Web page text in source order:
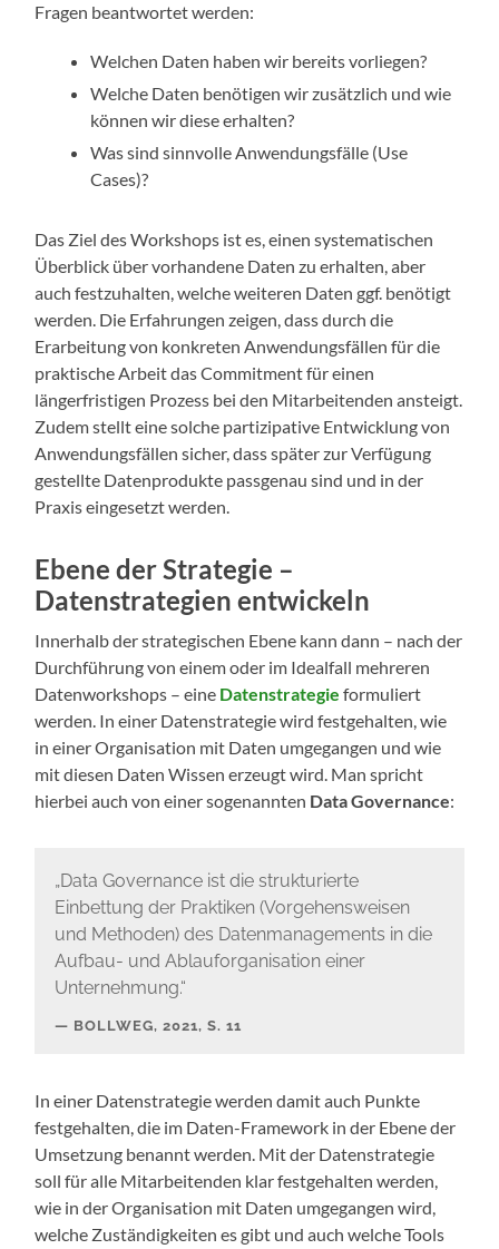
Fragen beantwortet werden:
Welchen Daten haben wir bereits vorliegen?
Welche Daten benötigen wir zusätzlich und wie
können wir diese erhalten?
Was sind sinnvolle Anwendungsfälle (Use
Cases)?
Das Ziel des Workshops ist es, einen systematischen
Überblick über vorhandene Daten zu erhalten, aber
auch festzuhalten, welche weiteren Daten ggf. benötigt
werden. Die Erfahrungen zeigen, dass durch die
Erarbeitung von konkreten Anwendungsfällen für die
praktische Arbeit das Commitment für einen
längerfristigen Prozess bei den Mitarbeitenden ansteigt.
Zudem stellt eine solche partizipative Entwicklung von
Anwendungsfällen sicher, dass später zur Verfügung
gestellte Datenprodukte passgenau sind und in der
Praxis eingesetzt werden.
Ebene der Strategie –
Datenstrategien entwickeln
Innerhalb der strategischen Ebene kann dann – nach der
Durchführung von einem oder im Idealfall mehreren
Datenworkshops – eine Datenstrategie formuliert
werden. In einer Datenstrategie wird festgehalten, wie
in einer Organisation mit Daten umgegangen und wie
mit diesen Daten Wissen erzeugt wird. Man spricht
hierbei auch von einer sogenannten Data Governance:
„Data Governance ist die strukturierte
Einbettung der Praktiken (Vorgehensweisen
und Methoden) des Datenmanagements in die
Aufbau- und Ablauforganisation einer
Unternehmung.“
BOLLWEG, 2021, S. 11
In einer Datenstrategie werden damit auch Punkte
festgehalten, die im Daten-Framework in der Ebene der
Umsetzung benannt werden. Mit der Datenstrategie
soll für alle Mitarbeitenden klar festgehalten werden,
wie in der Organisation mit Daten umgegangen wird,
welche Zuständigkeiten es gibt und auch welche Tools